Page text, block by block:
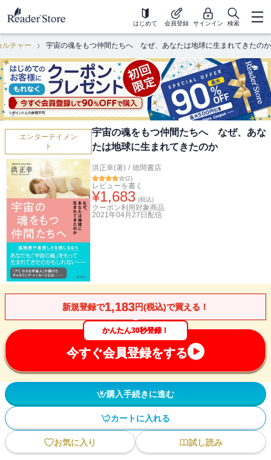
はじめて 会員登録 サインイン 検索
ルチャー 宇宙の魂をもつ仲間たちへ なぜ、あなたは地球に生まれてきたのか
エンターテイメン
ト
宇宙の魂をもつ仲間たちへ なぜ、あな
たは地球に生まれてきたのか
洪正幸(著) / 徳間書店
(2)
レビューを書く
¥1,683 (税込)
クーポン利用対象商品
2021年04月27日 配信
新規登録で1,183円(税込)で買える！
かんたん30秒登録！
今すぐ会員登録をする
購入手続きに進む
カートに入れる
お気に入り 試し読み